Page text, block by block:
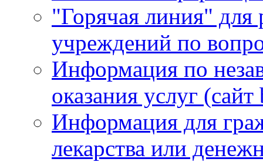
"Горячая линия"
учреждений по
Информация по
оказания услуг
Информация для
лекарства или